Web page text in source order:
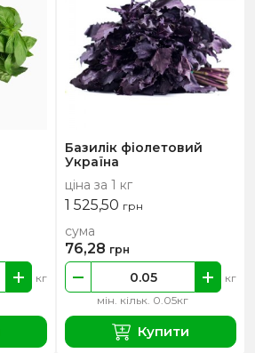
кг
Базилік фіолетовий
Україна
ціна за 1 кг
1 525,50 грн
мін. кільк. 0.05кг
кг
сума
76,28 грн
Купити